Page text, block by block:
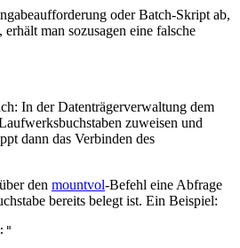
oder Batch-Skript ab,
man sozusagen eine falsche
In der Datenträgerverwaltung dem
zuweisen und
dann das Verbinden des
den mountvol-Befehl eine Abfrage
bereits belegt ist. Ein Beispiel: